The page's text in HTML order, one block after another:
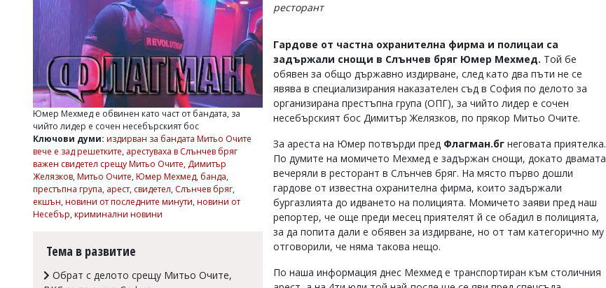
Веселин
v.vasilev@flagman.bg
Касабова,
k.kassabova@flagman.bg
Главен
редактор:
Колев,
office@flagman.bg
Коментарите
читателите
Юмер Мехмед е обвинен като част от бандата, за
чийто лидер е сочен несебърският бос
Ключови думи: издирван за бандата Митьо Очите
вече е зад решетките, арестуваха в Слънчев бряг
важен свидетел срещу Митьо Очите, Димитър
Желязков, Митьо Очите, Юмер Мехмед, банда,
престъпна група, арест, свидетел, Слънчев бряг,
екшън, новини от последните минути, новини от
Несебър, криминални новини
Тема в развитие
Обрат с делото срещу Митьо Очите,
ресторант
Гардове от частна охранителна фирма и полицаи са
задържали снощи в Слънчев бряг Юмер Мехмед. Той бе
обявен за общо държавно издирване, след като два пъти не се
явява в специализирания наказателен съд в София по делото за
организирана престъпна група (ОПГ), за чийто лидер е сочен
несебърският бос Димитър Желязков, по прякор Митьо Очите.
За ареста на Юмер потвърди пред Флагман.бг неговата приятелка.
По думите на момичето Мехмед е задържан снощи, докато двамата
вечеряли в ресторант в Слънчев бряг. На място първо дошли
гардове от известна охранителна фирма, които задържали
бургазлията до идването на полицията. Момичето заяви пред наш
репортер, че още преди месец приятелят й се обадил в полицията,
за да попита дали е обявен за издирване, но от там категорично му
отговорили, че няма такова нещо.
По наша информация днес Мехмед е транспортиран към столичния